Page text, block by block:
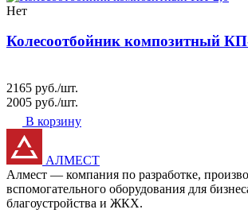
Нет
Колесоотбойник композитный
2165 руб./шт.
2005 руб./шт.
В корзину
АЛМЕСТ
Алмест — компания по разработке,
вспомогательного оборудования для
благоустройства и ЖКХ.